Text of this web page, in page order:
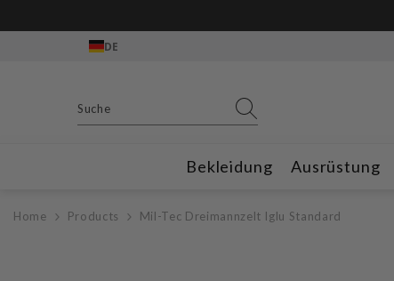
DE
Bekleidung Ausrüstung
Home Products Mil-Tec Dreimannzelt Iglu Standard